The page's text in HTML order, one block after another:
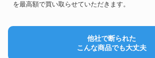
を最高額で買い取らせていただきます。
他社で断られた
こんな商品でも大丈夫